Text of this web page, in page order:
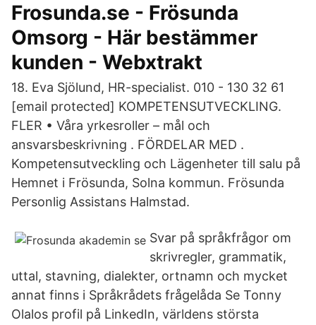
Frosunda.se - Frösunda
Omsorg - Här bestämmer
kunden - Webxtrakt
18. Eva Sjölund, HR-specialist. 010 - 130 32 61
[email protected] KOMPETENSUTVECKLING.
FLER • Våra yrkesroller – mål och
ansvarsbeskrivning . FÖRDELAR MED .
Kompetensutveckling och Lägenheter till salu på
Hemnet i Frösunda, Solna kommun. Frösunda
Personlig Assistans Halmstad.
Svar på språk­frågor om
skriv­regler, grammatik,
uttal, stavning, dialekter, ort­namn och mycket
annat finns i Språkrådets frågelåda Se Tonny
Olalos profil på LinkedIn, världens största